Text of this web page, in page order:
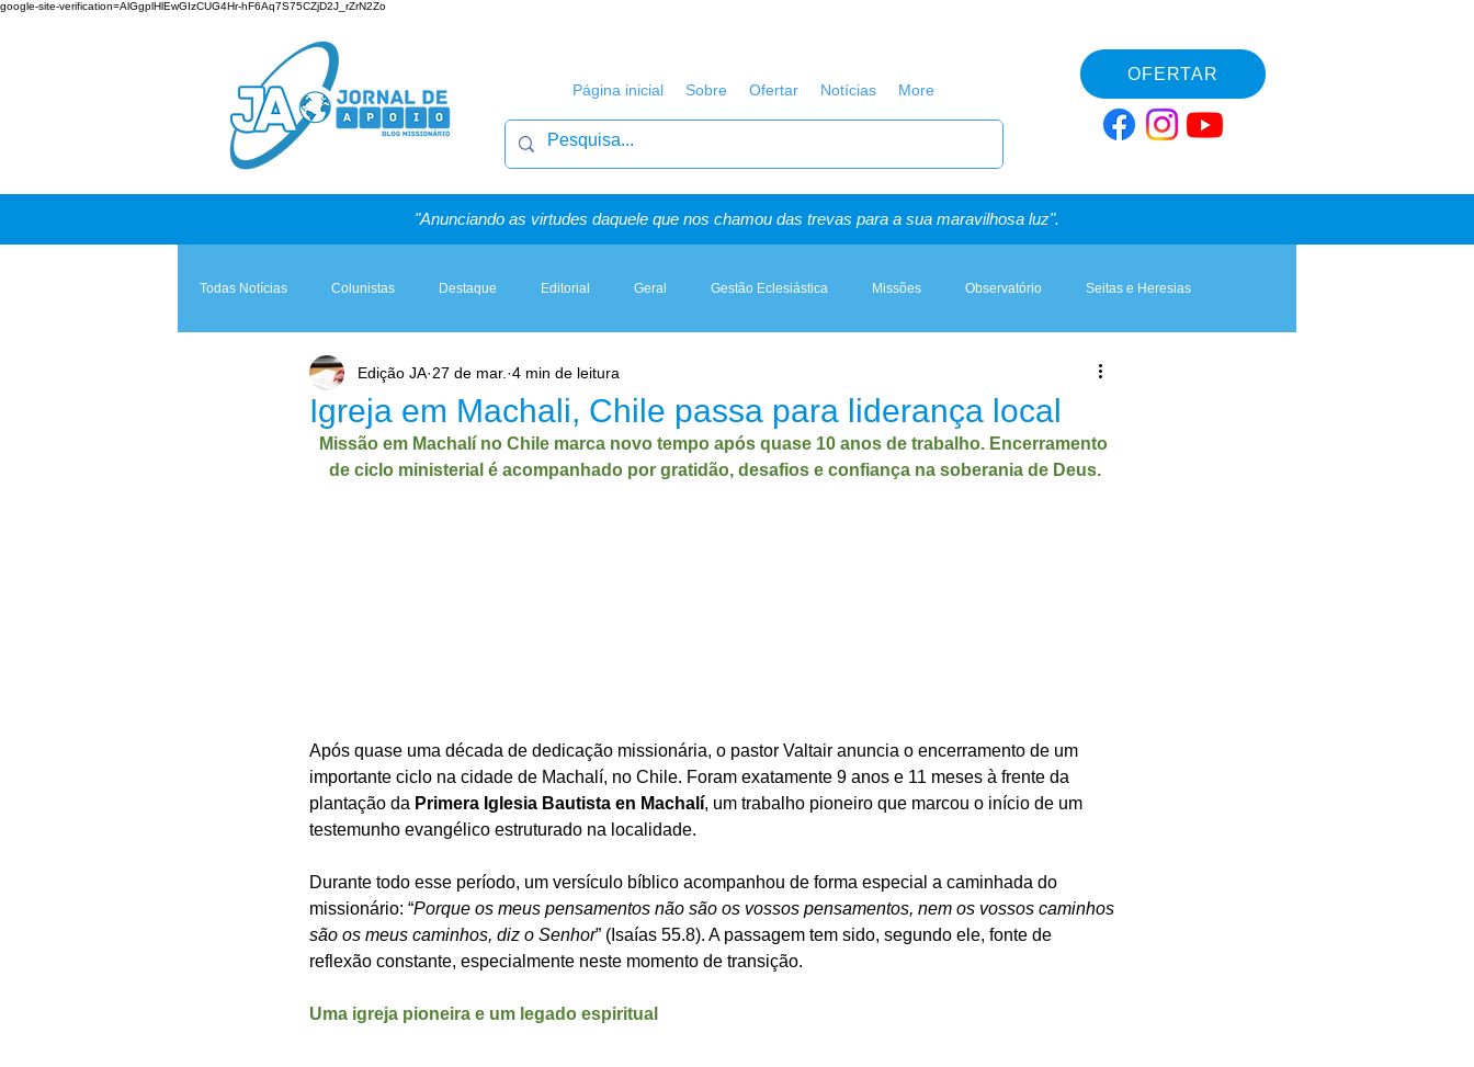
google-site-verification=AlGgplHlEwGIzCUG4Hr-hF6Aq7S75CZjD2J_rZrN2Zo
Página inicial Sobre Ofertar Notícias More
OFERTAR
"Anunciando as virtudes daquele que nos chamou das trevas para a sua maravilhosa luz".
Todas Notícias Colunistas Destaque Editorial Geral Gestão Eclesiástica Missões Observatório Seitas e Heresias
Teologia & Prática A Igreja e a Lei Artigos, Sermões & Esboços
Igreja em Machali, Chile passa para liderança local
Edição JA 27 de mar. 4 min de leitura
Missão em Machalí no Chile marca novo tempo após quase 10 anos de trabalho. Encerramento
de ciclo ministerial é acompanhado por gratidão, desafios e confiança na soberania de Deus.
Após quase uma década de dedicação missionária, o pastor Valtair anuncia o encerramento de um
importante ciclo na cidade de Machalí, no Chile. Foram exatamente 9 anos e 11 meses à frente da
plantação da Primera Iglesia Bautista en Machalí, um trabalho pioneiro que marcou o início de um
testemunho evangélico estruturado na localidade.
Durante todo esse período, um versículo bíblico acompanhou de forma especial a caminhada do
missionário: “Porque os meus pensamentos não são os vossos pensamentos, nem os vossos caminhos
são os meus caminhos, diz o Senhor” (Isaías 55.8). A passagem tem sido, segundo ele, fonte de
reflexão constante, especialmente neste momento de transição.
Uma igreja pioneira e um legado espiritual